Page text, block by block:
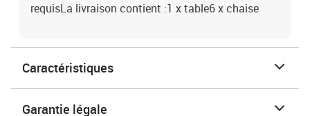
requisLa livraison contient :1 x table6 x chaise
Caractéristiques
Garantie légale